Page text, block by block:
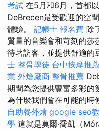
考試 在5月和6月，首都
DeBrecen最受歡迎的空
體驗。 記帳士 報名費 除
質量的音樂會和苛刻的莎
待著訪客，並提供舒適的
士 整骨學徒 台中按摩推薦
業 外燴廠商 整骨推薦
期間為您提供豐富多彩的
為什麼我們會在可能的時
自助餐外燴 google seo
學 這就是莫爾·喬凱（